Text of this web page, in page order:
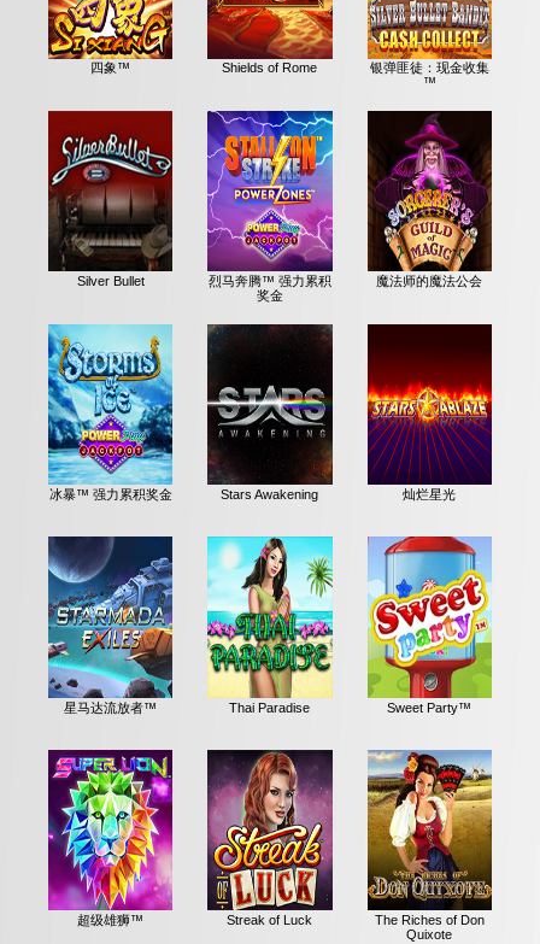
四象™ Shields of Rome
银弹匪徒：现金收集
™
Silver Bullet
烈马奔腾™ 强力累积
奖金
魔法师的魔法公会
冰暴™ 强力累积奖金 Stars Awakening 灿烂星光
星马达流放者™ Thai Paradise Sweet Party™
超级雄狮™ Streak of Luck
The Riches of Don
Quixote